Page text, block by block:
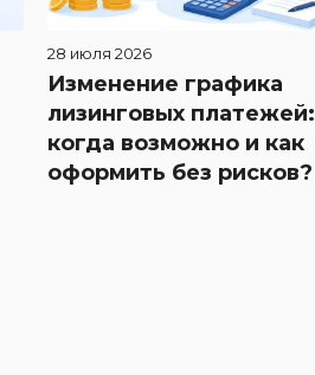
28 июля 2026
Изменение графика
лизинговых платежей:
когда возможно и как
оформить без рисков?